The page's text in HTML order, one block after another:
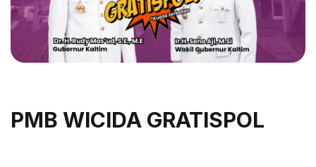
PMB WICIDA GRATISPOL